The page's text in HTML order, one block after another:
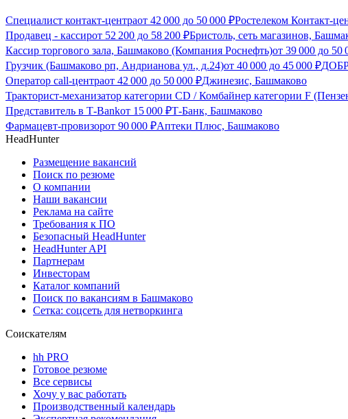
Специалист контакт-центраот 42 000 до 50 000 ₽Ростелеком Контакт-
Продавец - кассирот 52 200 до 58 200 ₽Бристоль, сеть магазинов,
Кассир торгового зала, Башмаково (Компания Роснефть)от 39 000 до 50
Грузчик (Башмаково рп, Андрианова ул., д.24)от 40 000 до 45 000 ₽
Оператор call-центраот 42 000 до 50 000 ₽Джинезис, Башмаково
Тракторист-механизатор категории CD / Комбайнер категории F
Представитель в Т-Bankот 15 000 ₽Т-Банк, Башмаково
Фармацевт-провизорот 90 000 ₽Аптеки Плюс, Башмаково
HeadHunter
Размещение вакансий
Поиск по резюме
О компании
Наши вакансии
Реклама на сайте
Требования к ПО
Безопасный HeadHunter
HeadHunter API
Партнерам
Инвесторам
Каталог компаний
Поиск по вакансиям в Башмаково
Сетка: соцсеть для нетворкинга
Соискателям
hh PRO
Готовое резюме
Все сервисы
Хочу у вас работать
Производственный календарь